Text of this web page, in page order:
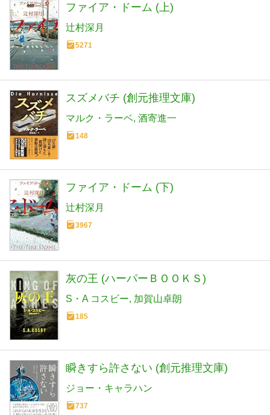
ファイア・ドーム (上)
辻村深月
5271
スズメバチ (創元推理文庫)
マルク・ラーベ 酒寄進一
148
ファイア・ドーム (下)
辻村深月
3967
灰の王 (ハーパーＢＯＯＫＳ)
S・A コスビー 加賀山卓朗
185
瞬きすら許さない (創元推理文庫)
ジョー・キャラハン
737